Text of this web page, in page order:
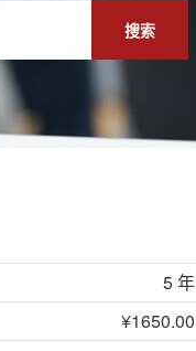
搜索
5 年
¥1650.00